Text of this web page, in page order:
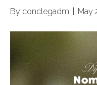
By conclegadm May